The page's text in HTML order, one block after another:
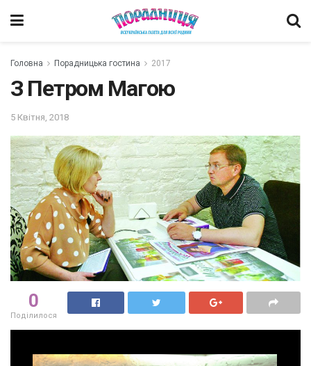
Головна Порадницька гостина 2017
З Петром Магою
5 Квітня, 2018
0
Поділилося